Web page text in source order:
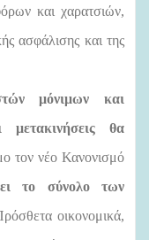
και χαρατσιών,
ασφάλισης και της
μόνιμων και
μετακινήσεις θα
τον νέο Κανονισμό
το σύνολο των
οικονομικά,